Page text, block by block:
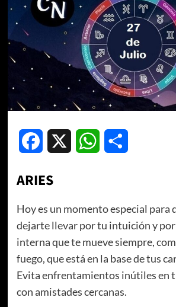
Facebook WhatsApp
ARIES
Hoy es un momento especial para
dejarte llevar por tu intuición y por
interna que te mueve siempre,
fuego, que está en la base de tus
Evita enfrentamientos inútiles en
con amistades cercanas.